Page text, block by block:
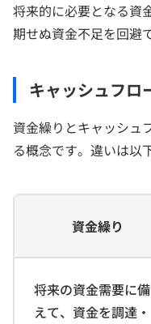
将来的に必要となる資
期せぬ資金不足を回避
キャッシュフロ
資金繰りとキャッシュ
る概念です。違いは以
資金繰り
将来の資金需要に備
えて、資金を調達・